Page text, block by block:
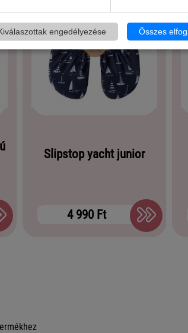
engedélyezése Összes
Slipstop yacht junior
4 990 Ft